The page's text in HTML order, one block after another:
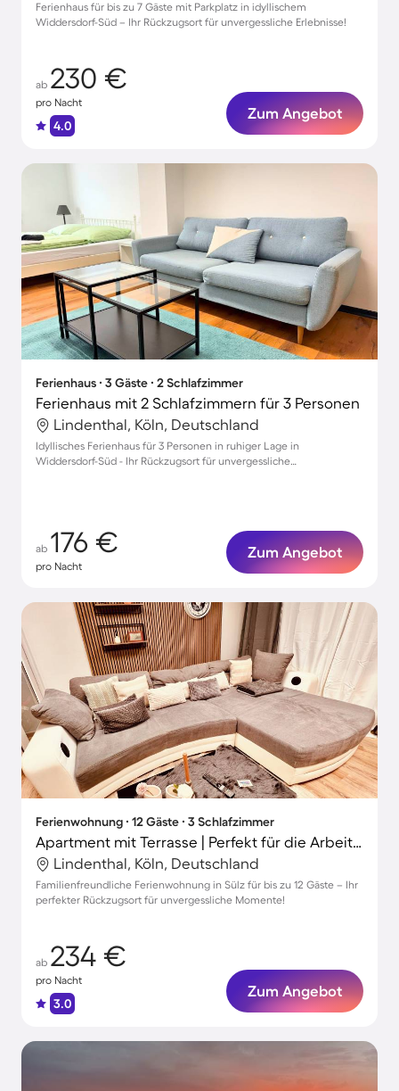
Ferienhaus für bis zu 7 Gäste mit Parkplatz in idyllischem
Widdersdorf-Süd – Ihr Rückzugsort für unvergessliche Erlebnisse!
ab 230 €
pro Nacht
4.0
Zum Angebot
Ferienhaus ∙ 3 Gäste ∙ 2 Schlafzimmer
Ferienhaus mit 2 Schlafzimmern für 3 Personen
Lindenthal, Köln, Deutschland
Idyllisches Ferienhaus für 3 Personen in ruhiger Lage in
Widdersdorf-Süd - Ihr Rückzugsort für unvergessliche
ab 176 €
pro Nacht
Zum Angebot
Ferienwohnung ∙ 12 Gäste ∙ 3 Schlafzimmer
Apartment mit Terrasse | Perfekt für die Arbeit von Zuhause
Lindenthal, Köln, Deutschland
Familienfreundliche Ferienwohnung in Sülz für bis zu 12 Gäste – Ihr
perfekter Rückzugsort für unvergessliche Momente!
ab 234 €
pro Nacht
3.0
Zum Angebot